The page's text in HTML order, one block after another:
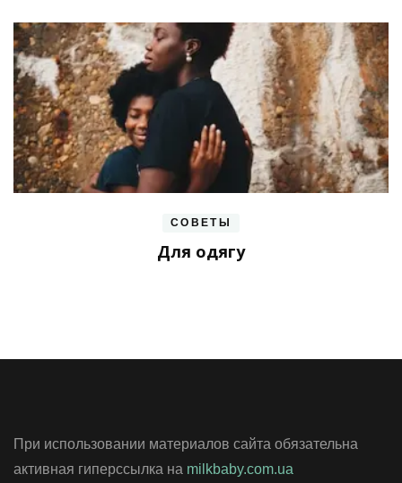
СОВЕТЫ
Для одягу
При использовании материалов сайта обязательна
активная гиперссылка на milkbaby.com.ua